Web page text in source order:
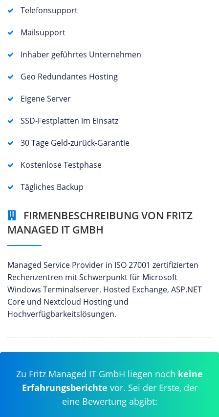
Telefonsupport
Mailsupport
Inhaber geführtes Unternehmen
Geo Redundantes Hosting
Eigene Server
SSD-Festplatten im Einsatz
30 Tage Geld-zurück-Garantie
Kostenlose Testphase
Tägliches Backup
FIRMENBESCHREIBUNG VON FRITZ
MANAGED IT GMBH
Managed Service Provider in ISO 27001 zertifizierten
Rechenzentren mit Schwerpunkt für Microsoft
Windows Terminalserver, Hosted Exchange, ASP.NET
Core und Nextcloud Hosting und
Hochverfügbarkeitslösungen.
Zu Fritz Managed IT GmbH liegen noch keine
Erfahrungsberichte vor. Sei der Erste, der
eine Bewertung abgibt: